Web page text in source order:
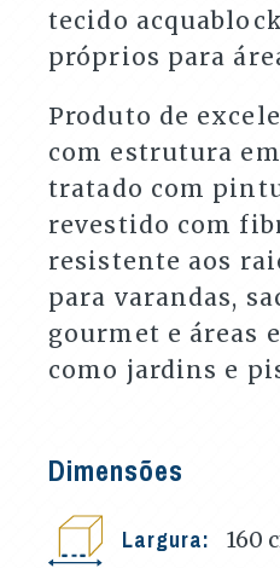
tecido
próprios para
Produto de
com estrutura
tratado com
revestido com
resistente aos
para varandas,
gourmet e áreas
como jardins e
Dimensões
Largura: 160